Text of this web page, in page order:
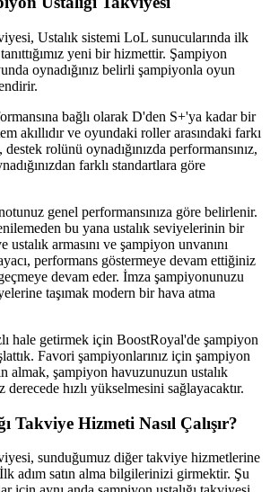
Ustalık sistemi LoL sunucularında ilk
yeni bir hizmettir. Şampiyon
oynadığınız belirli şampiyonla oyun
bağlı olarak D'den S+'ya kadar bir
akıllıdır ve oyundaki roller arasındaki farkı
rolünü oynadığınızda performansınız,
farklı standartlara göre
genel performansınıza göre belirlenir.
bu yana ustalık seviyelerinin bir
ustalık armasını ve şampiyon unvanını
performans göstermeye devam ettiğiniz
devam eder. İmza şampiyonunuzu
taşımak modern bir hava atma
hale getirmek için BoostRoyal'de şampiyon
Favori şampiyonlarınız için şampiyon
almak, şampiyon havuzunuzun ustalık
hızlı yükselmesini sağlayacaktır.
Takviye Hizmeti Nasıl Çalışır?
sunduğumuz diğer takviye hizmetlerine
adım satın alma bilgilerinizi girmektir. Şu